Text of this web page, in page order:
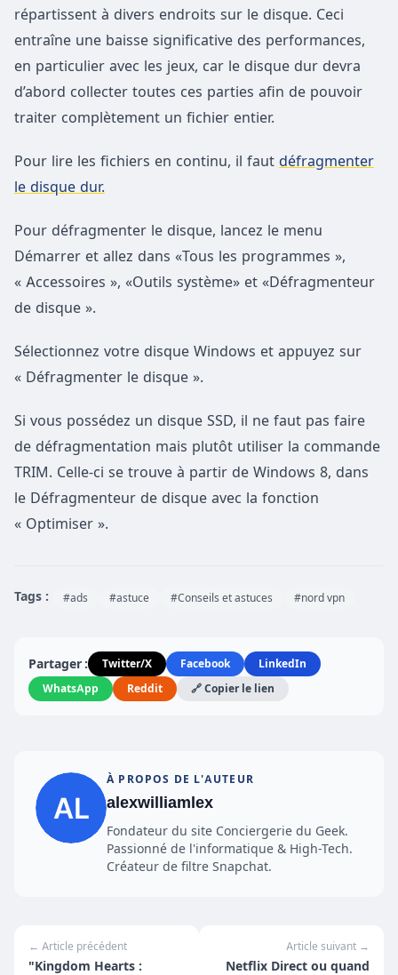
répartissent à divers endroits sur le disque. Ceci
entraîne une baisse significative des performances,
en particulier avec les jeux, car le disque dur devra
d’abord collecter toutes ces parties afin de pouvoir
traiter complètement un fichier entier.
Pour lire les fichiers en continu, il faut défragmenter
le disque dur.
Pour défragmenter le disque, lancez le menu
Démarrer et allez dans «Tous les programmes »,
« Accessoires », «Outils système» et «Défragmenteur
de disque ».
Sélectionnez votre disque Windows et appuyez sur
« Défragmenter le disque ».
Si vous possédez un disque SSD, il ne faut pas faire
de défragmentation mais plutôt utiliser la commande
TRIM. Celle-ci se trouve à partir de Windows 8, dans
le Défragmenteur de disque avec la fonction
« Optimiser ».
Tags : #ads #astuce #Conseils et astuces #nord vpn
Partager : Twitter/X Facebook
LinkedIn
WhatsApp
Reddit 🔗 Copier le lien
À PROPOS DE L'AUTEUR
alexwilliamlex
Fondateur du site Conciergerie du Geek.
Passionné de l'informatique & High-Tech.
Créateur de filtre Snapchat.
← Article précédent
"Kingdom Hearts :
Article suivant →
Netflix Direct ou quand